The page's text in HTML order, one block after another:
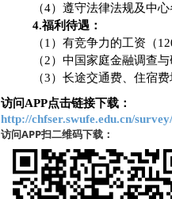
（4）遵守法律法规及中
4.福利待遇：
（1 ）有竞争力的工资（
（2）中国家庭金融调查
（3）长途交通费、住宿费
访问APP点击链接下载：
http://chfser.swufe.edu.cn/
访问APP扫二维码下载：